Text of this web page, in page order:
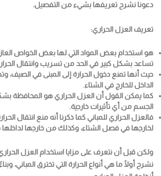
دعونا نشرح تعريفها بشيء من التفصيل.
تعريف العزل الحراري:
هو استخدام بعض المواد التي لها بعض الخواص
تساعد بشكل كبير في الحد من تسريب وانتقال
حيث أنها تمنع دخول الحرارة إلى المبنى في الصيف،
الداخل للخارج في الشتاء.
كما يمكن القول أن العزل الحراري هو المحافظة
الجسم من أي تأثيرات خارجية.
فالعزل الحراري للمباني كما ذكرنا أنه منع انتقال
لخارجها في فصل الشتاء، وكذلك من خارجها
ولكن قبل أن نتعرف على مزايا استخدام العزل
نشرح أولًا ما هي أنواع الحرارة التي تخترق المباني،